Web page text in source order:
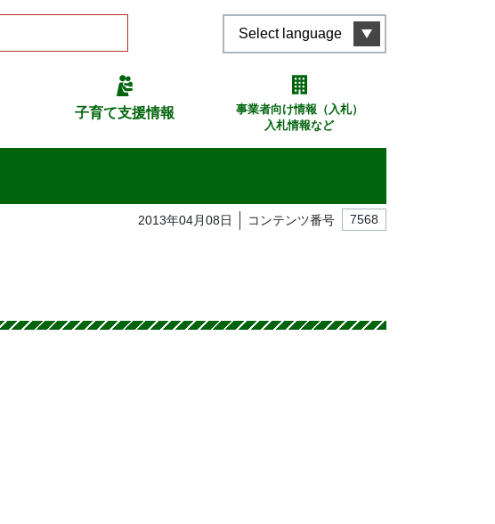
Select language
子育て支援情報
事業者向け情報（入札）
入札情報など
2013年04月08日 コンテンツ番号 7568